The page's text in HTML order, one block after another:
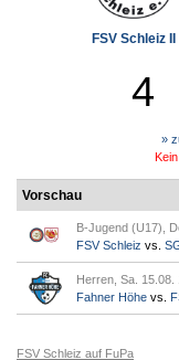
FSV Schleiz II
4
»
Vorschau
B-Jugend (U17),
FSV Schleiz vs.
Herren, Sa. 15.08.
Fahner Höhe vs.
FSV Schleiz auf FuPa